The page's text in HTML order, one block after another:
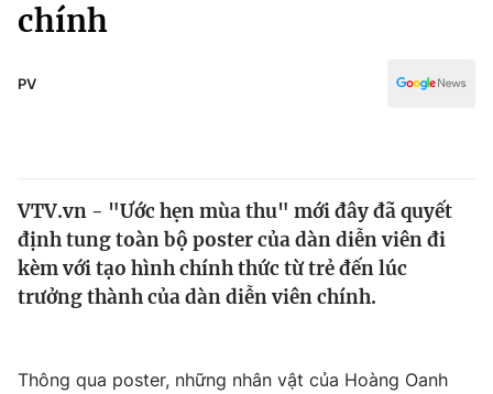
Tin tức
Thế giới đó đây
Câu chuyện quốc tế
Kinh tế
Tài chính
Góc doanh nghiệp
Dữ liệu và đời sống
Truyền hình
Đời sống
chính
PV
VTV.vn - "Ước hẹn mùa thu" mới đây đã quyết
định tung toàn bộ poster của dàn diễn viên đi
kèm với tạo hình chính thức từ trẻ đến lúc
trưởng thành của dàn diễn viên chính.
Thông qua poster, những nhân vật của Hoàng Oanh